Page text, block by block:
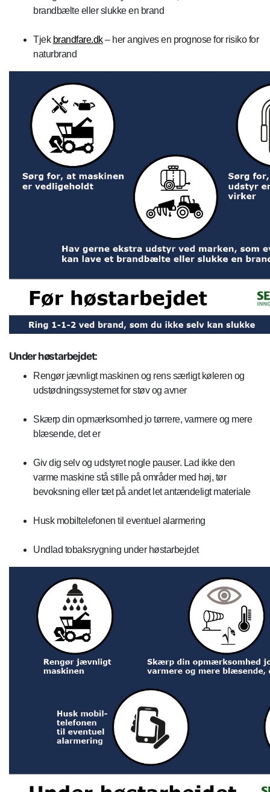
brandbælte eller slukke en brand
Tjek brandfare.dk– her angives en prognose for risiko for
naturbrand
Under høstarbejdet:
Rengør jævnligt maskinen og rens særligt køleren og
udstødningssystemet for støv og avner
Skærp din opmærksomhed jo tørrere, varmere og mere
blæsende, det er
Giv dig selv og udstyret nogle pauser. Lad ikke den
varme maskine stå stille på områder med høj, tør
bevoksning eller tæt på andet let antændeligt materiale
Husk mobiltelefonen til eventuel alarmering
Undlad tobaksrygning under høstarbejdet